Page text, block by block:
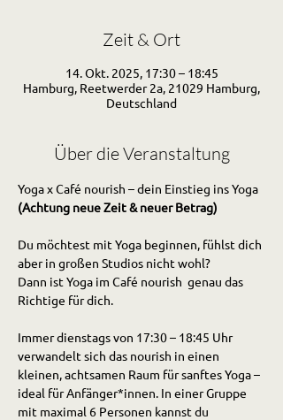
Zeit & Ort
14. Okt. 2025, 17:30 – 18:45
Hamburg, Reetwerder 2a, 21029 Hamburg,
Deutschland
Über die Veranstaltung
Yoga x Café nourish – dein Einstieg ins Yoga
(Achtung neue Zeit & neuer Betrag)
Du möchtest mit Yoga beginnen, fühlst dich
aber in großen Studios nicht wohl?
Dann ist Yoga im Café nourish  genau das
Richtige für dich.
Immer dienstags von 17:30 – 18:45 Uhr
verwandelt sich das nourish in einen
kleinen, achtsamen Raum für sanftes Yoga –
ideal für Anfänger*innen. In einer Gruppe
mit maximal 6 Personen kannst du